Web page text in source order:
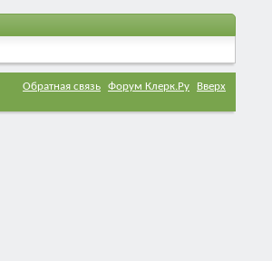
Обратная связь Форум Клерк.Ру Вверх